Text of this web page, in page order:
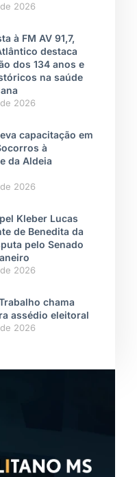
2026
à FM AV 91,7,
destaca
dos 134 anos e
na saúde
2026
capacitação em
à
da Aldeia
2026
Kleber Lucas
de Benedita da
pelo Senado
2026
chama
assédio eleitoral
2026